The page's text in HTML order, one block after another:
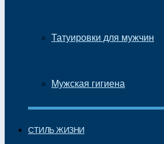
Татуировки для мужчин
Мужская гигиена
СТИЛЬ ЖИЗНИ